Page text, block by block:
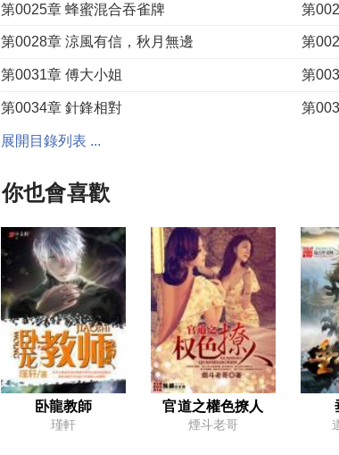
第0025章 蜂蜜混合吞雀牌 第
第0028章 涼風有信，秋月無邊 第
第0031章 傅大小姐 第
第0034章 針鋒相對 第
第0037章 收購
第0043章 得償所願
第0046章 耀武揚威 第
第0049章 登門討債 第
第0052章 此處不留爺，自有留爺處 第
第0055章 如果你是我的傳說 第
第0058章 大豬蹄子 第
第0061章 再定小目標 第
第0064章 高級人士 第
展開目錄列表 ...
你也會喜歡
卧龍教師
瑾軒
官道之權色撩人
煙斗老哥